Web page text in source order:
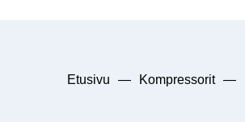
Etusivu — Kompressorit —